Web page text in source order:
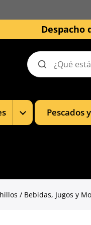
Despacho
Buscar
Mostrar
subcategoríasPescados
/ Bebidas, Jugos y